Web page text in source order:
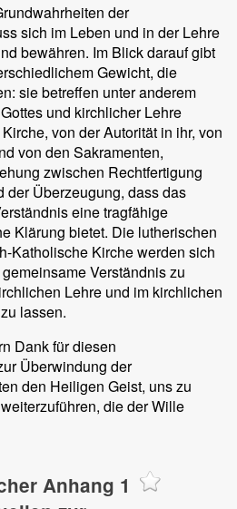
der
sich im Leben und in der Lehre
bewähren. Im Blick darauf gibt
Gewicht, die
sie betreffen unter anderem
und kirchlicher Lehre
von der Autorität in ihr, von
von den Sakramenten,
zwischen Rechtfertigung
der Überzeugung, dass das
eine tragfähige
Klärung bietet. Die lutherischen
Katholische Kirche werden sich
Verständnis zu
Lehre und im kirchlichen
lassen.
Dank für diesen
Überwindung der
den Heiligen Geist, uns zu
die der Wille
Anhang 1